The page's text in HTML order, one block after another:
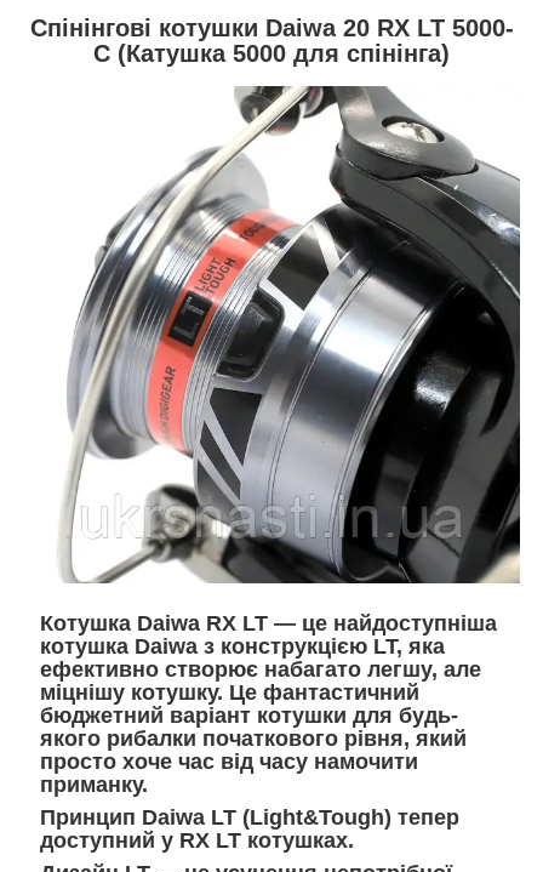
Спінінгові котушки Daiwa 20 RX LT 5000-
C (Катушка 5000 для спінінга)
Котушка Daiwa RX LT — це найдоступніша
котушка Daiwa з конструкцією LT, яка
ефективно створює набагато легшу, але
міцнішу котушку. Це фантастичний
бюджетний варіант котушки для будь-
якого рибалки початкового рівня, який
просто хоче час від часу намочити
приманку.
Принцип Daiwa LT (Light&Tough) тепер
доступний у RX LT котушках.